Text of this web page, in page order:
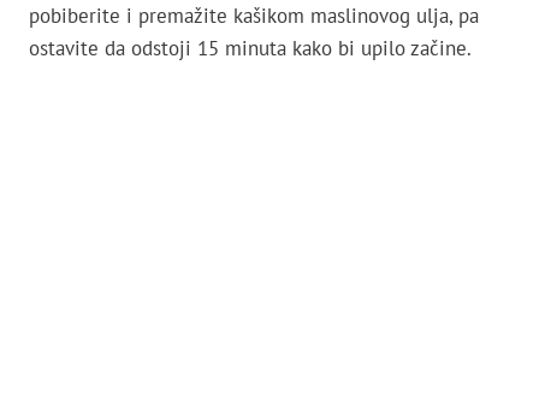
pobiberite i premažite kašikom maslinovog ulja, pa
ostavite da odstoji 15 minuta kako bi upilo začine.